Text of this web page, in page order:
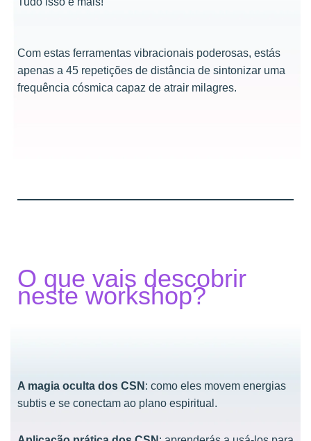
Com estas ferramentas vibracionais poderosas, estás
apenas a 45 repetições de distância de sintonizar uma
frequência cósmica capaz de atrair milagres.
O que vais descobrir
neste workshop?
A magia oculta dos CSN : como eles movem energias
subtis e se conectam ao plano espiritual.